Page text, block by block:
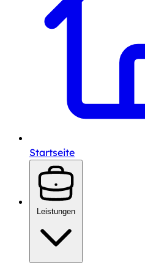
Startseite
Leistungen